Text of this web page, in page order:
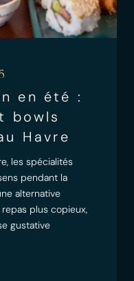
en été :
bowls
Havre
les spécialités
pendant la
alternative
plus copieux,
gustative